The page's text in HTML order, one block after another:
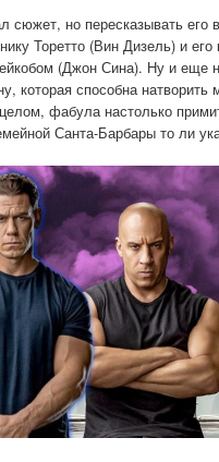
сюжет, но пересказывать
Торетто (Вин Дизель) и
(Джон Сина). Ну и еще
которая способна натворить
фабула настолько
Санта-Барбары то ли